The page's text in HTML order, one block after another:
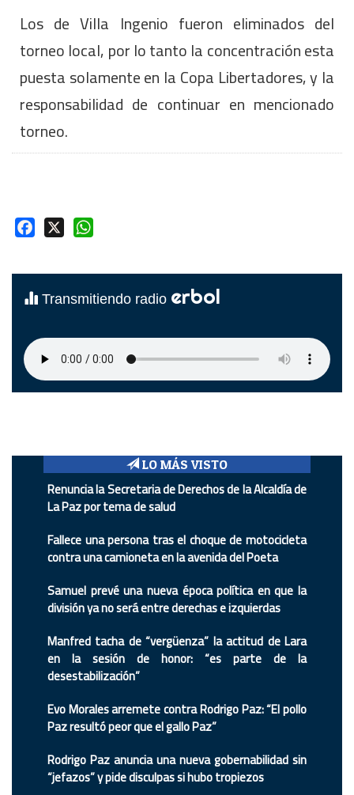
Los de Villa Ingenio fueron eliminados del
torneo local, por lo tanto la concentración esta
puesta solamente en la Copa Libertadores, y la
responsabilidad de continuar en mencionado
torneo.
Facebook
Transmitiendo radio erbol
LO MÁS VISTO
Renuncia la Secretaria de Derechos de la Alcaldía de
La Paz por tema de salud
Fallece una persona tras el choque de motocicleta
contra una camioneta en la avenida del Poeta
Samuel prevé una nueva época política en que la
división ya no será entre derechas e izquierdas
Manfred tacha de “vergüenza” la actitud de Lara
en la sesión de honor: “es parte de la
desestabilización”
Evo Morales arremete contra Rodrigo Paz: “El pollo
Paz resultó peor que el gallo Paz”
Rodrigo Paz anuncia una nueva gobernabilidad sin
“jefazos” y pide disculpas si hubo tropiezos